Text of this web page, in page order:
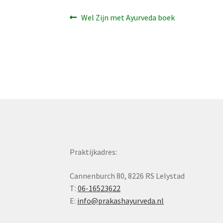
Bericht
Vorig
Wel Zijn met Ayurveda boek
Praktijkadres:
Cannenburch 80, 8226 RS Lelystad
T:06-16523622
E: info@prakashayurveda.nl